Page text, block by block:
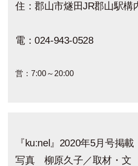
住：郡山市燧田JR郡山駅構
電：024-943-0528
営：7:00～20:00
『ku:nel』2020年5月号掲載
写真 柳原久子／取材・文